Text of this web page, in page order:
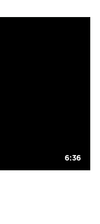
6:36